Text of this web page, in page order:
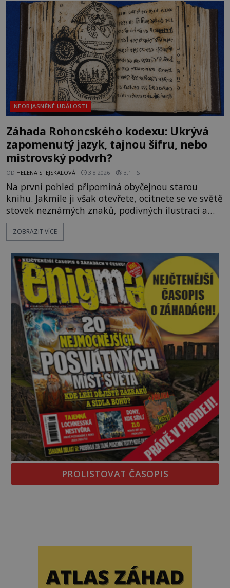
na legendě něco pravdy, nebo jde jen o fascinující
souhru okolností? Když antropolog Michail
Gerasimov (1907-1970) a
NEOBJASNĚNÉ UDÁLOSTI
Záhada Rohoncského kodexu: Ukrývá
zapomenutý jazyk, tajnou šifru, nebo
mistrovský podvrh?
OD HELENA STEJSKALOVÁ 3.8.2026 3.1TIS
Na první pohled připomíná obyčejnou starou
knihu. Jakmile ji však otevřete, ocitnete se ve světě
stovek neznámých znaků, podivných ilustrací a
textu, který už téměř dvě století vzdoruje všem
pokusům o rozluštění. Rohoncský kodex patří mezi
jistotou neví, kdo jej napsal, kdy vznikl ani co
vlastně vypráví. Rohoncský kodex se poprvé
objevuje v roce
ZOBRAZIT VÍCE
PROLISTOVAT ČASOPIS